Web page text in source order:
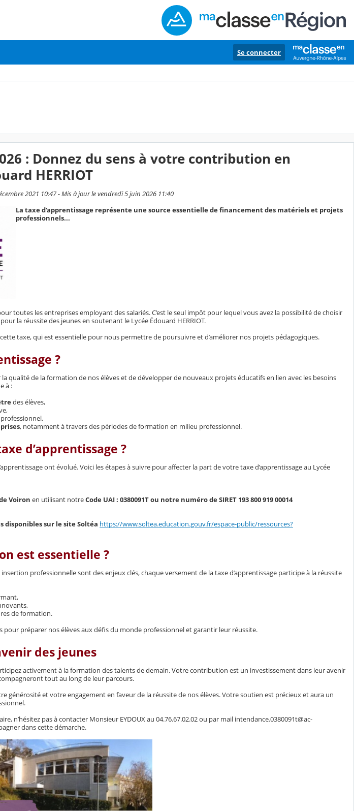
Se connecter
: Donnez du sens à votre contribution en
HERRIOT
2021 10:47 - Mis à jour le vendredi 5 juin 2026 11:40
La taxe d'apprentissage représente une source essentielle de financement des matériels et projets
professionnels...
toutes les entreprises employant des salariés. C’est le seul impôt pour lequel vous avez la possibilité de choisir
la réussite des jeunes en soutenant le Lycée Édouard HERRIOT.
taxe, qui est essentielle pour nous permettre de poursuivre et d’améliorer nos projets pédagogiques.
?
qualité de la formation de nos élèves et de développer de nouveaux projets éducatifs en lien avec les besoins
à :
des élèves,
, notamment à travers des périodes de formation en milieu professionnel.
d’apprentissage ?
ont évolué. Voici les étapes à suivre pour affecter la part de votre taxe d’apprentissage au Lycée
Voiron en utilisant notreCode UAI : 0380091T ou notre numéro de SIRET 193 800 919 00014
disponibles sur le site Soltéa https://www.soltea.education.gouv.fr/espace-public/ressources?
est essentielle ?
professionnelle sont des enjeux clés, chaque versement de la taxe d’apprentissage participe à la réussite
de formation.
préparer nos élèves aux défis du monde professionnel et garantir leur réussite.
des jeunes
activement à la formation des talents de demain. Votre contribution est un investissement dans leur avenir
tout au long de leur parcours.
générosité et votre engagement en faveur de la réussite de nos élèves. Votre soutien est précieux et aura un
n’hésitez pas à contacter Monsieur EYDOUX au 04.76.67.02.02 ou par mail intendance.0380091t@ac-
dans cette démarche.